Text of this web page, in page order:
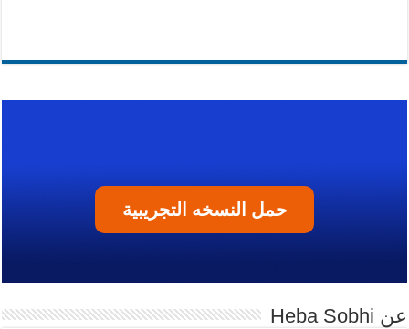
حمل النسخه التجريبية
عن Heba Sobhi